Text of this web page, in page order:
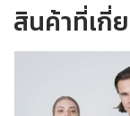
สินค้าที่เกี่